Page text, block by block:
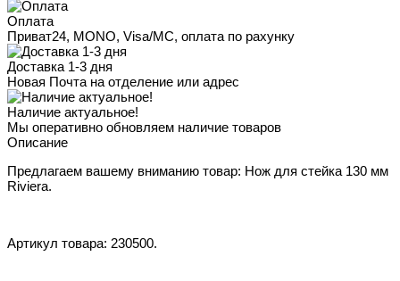
Оплата
Приват24, MONO, Visa/MC, оплата по рахунку
Доставка 1-3 дня
Новая Почта на отделение или адрес
Наличие актуальное!
Мы оперативно обновляем наличие товаров
Описание
Предлагаем вашему вниманию товар: Нож для стейка 130 мм
Riviera.
Артикул товара: 230500.